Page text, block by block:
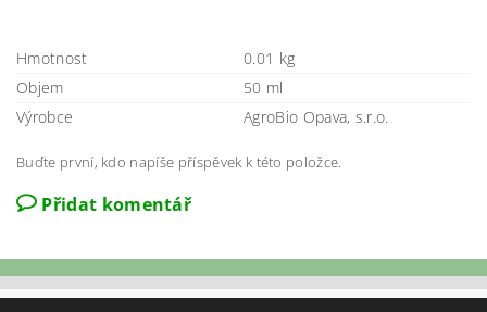
Hmotnost
0.01 kg
Objem
50 ml
Výrobce
AgroBio Opava, s.r.o.
Buďte první, kdo napíše příspěvek k této položce.
Přidat komentář